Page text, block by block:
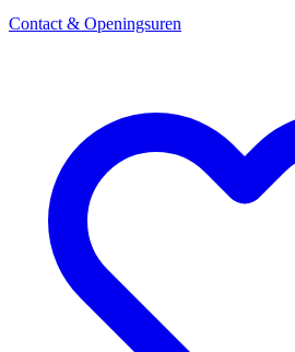
Contact & Openingsuren